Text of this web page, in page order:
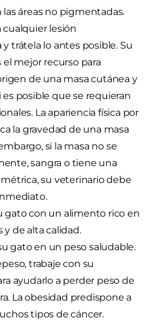
las áreas no pigmentadas.
cualquier lesión
y trátela lo antes posible. Su
mejor recurso para
de una masa cutánea y
posible que se requieran
La apariencia física por
la gravedad de una masa
si la masa no se
sangra o tiene una
su veterinario debe
gato con un alimento rico en
de alta calidad.
gato en un peso saludable.
trabaje con su
ayudarlo a perder peso de
La obesidad predispone a
tipos de cáncer.